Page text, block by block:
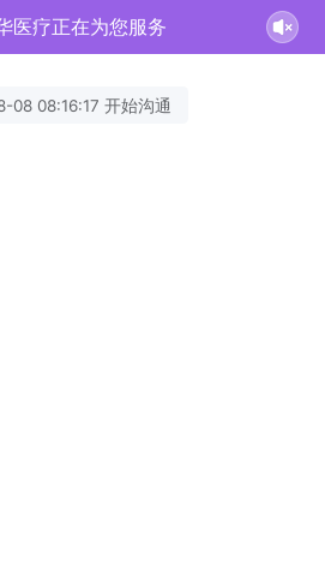
医疗正在为您服务
08 08:16:17 开始沟通